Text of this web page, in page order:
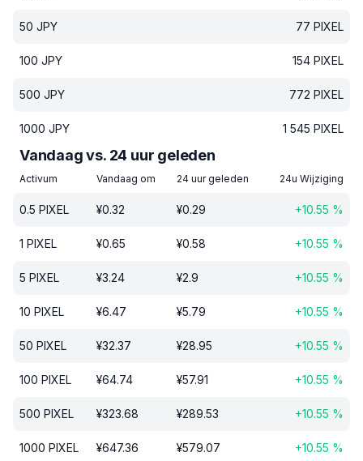
50 JPY 77 PIXEL
100 JPY 154 PIXEL
500 JPY 772 PIXEL
1000 JPY 1 545 PIXEL
Vandaag vs. 24 uur geleden
Activum Vandaag om 24 uur geleden 24u Wijziging
0.5 PIXEL ¥0.32 ¥0.29 +10.55 %
1 PIXEL ¥0.65 ¥0.58 +10.55 %
5 PIXEL ¥3.24 ¥2.9 +10.55 %
10 PIXEL ¥6.47 ¥5.79 +10.55 %
50 PIXEL ¥32.37 ¥28.95 +10.55 %
100 PIXEL ¥64.74 ¥57.91 +10.55 %
500 PIXEL ¥323.68 ¥289.53 +10.55 %
1000 PIXEL ¥647.36 ¥579.07 +10.55 %